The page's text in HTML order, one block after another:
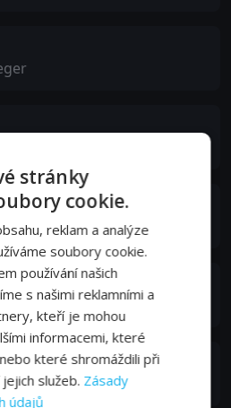
stránky
cookie.
reklam a analýze
soubory cookie.
používání našich
s našimi reklamními a
kteří je mohou
informacemi, které
které shromáždili při
služeb. Zásady
údajů